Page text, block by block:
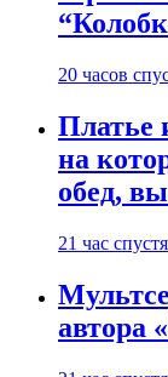
20 часов
Платье
на
обед,
21 час спустя
автора